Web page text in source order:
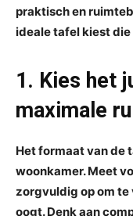
praktisch en
ideale tafel kiest
1. Kies het
maximale
Het formaat van de
woonkamer. Meet
zorgvuldig op om
oogt. Denk aan